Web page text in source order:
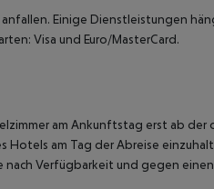
Einige Dienstleistungen
Visa und Euro/MasterCard.
am Ankunftstag erst ab
am Tag der Abreise
Verfügbarkeit und gegen einen